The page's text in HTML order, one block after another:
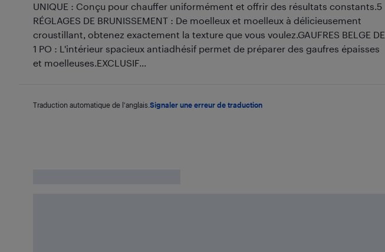
UNIQUE : Conçu pour chauffer uniformément et offrir des résultats constants.5
RÉGLAGES DE BRUNISSEMENT : De moelleux et moelleux à délicieusement
croustillant, obtenez exactement la texture que vous voulez.GAUFRES BELGE DE
1 PO : L'intérieur spacieux antiadhésif permet de préparer des gaufres épaisses
et moelleuses.EXCLUSIF...
Traduction automatique de l'anglais. Signaler une erreur de traduction